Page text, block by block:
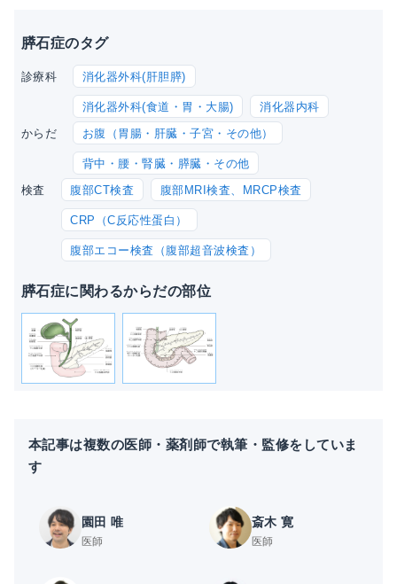
膵石症のタグ
診療科 消化器外科(肝胆膵)
消化器外科(食道・胃・大腸) 消化器内科
からだ お腹（胃腸・肝臓・子宮・その他）
背中・腰・腎臓・膵臓・その他
検査 腹部CT検査 腹部MRI検査、MRCP検査
CRP（C反応性蛋白）
腹部エコー検査（腹部超音波検査）
膵石症に関わるからだの部位
本記事は複数の医師・薬剤師で執筆・監修をしていま
す
園田 唯
医師
斎木 寛
医師